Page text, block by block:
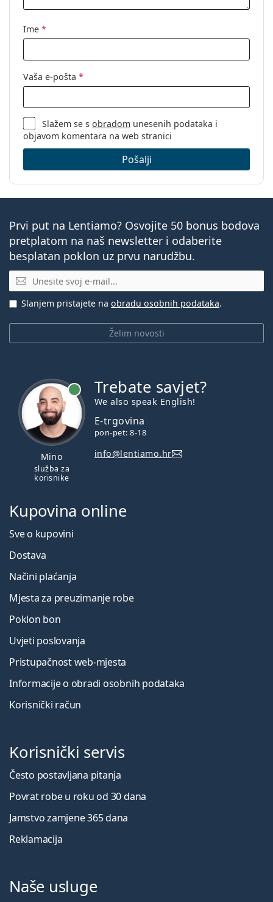
Ime *
Vaša e-pošta *
Slažem se sobradom unesenih podataka i
objavom komentara na web stranici
Pošalji
Prvi put na Lentiamo? Osvojite 50 bonus bodova
pretplatom na naš newsletter i odaberite
besplatan poklon uz prvu narudžbu.
E-mail
Želim novosti
Slanjem pristajete na obradu osobnih podataka.
Mino
služba za
korisnike
Trebate savjet?
We also speak English!
E-trgovina
pon-pet: 8-18
info@lentiamo.hr
Kupovina online
Sve o kupovini
Dostava
Načini plaćanja
Mjesta za preuzimanje robe
Poklon bon
Uvjeti poslovanja
Pristupačnost web-mjesta
Informacije o obradi osobnih podataka
Korisnički račun
Korisnički servis
Često postavljana pitanja
Povrat robe u roku od 30 dana
Jamstvo zamjene 365 dana
Reklamacija
Naše usluge